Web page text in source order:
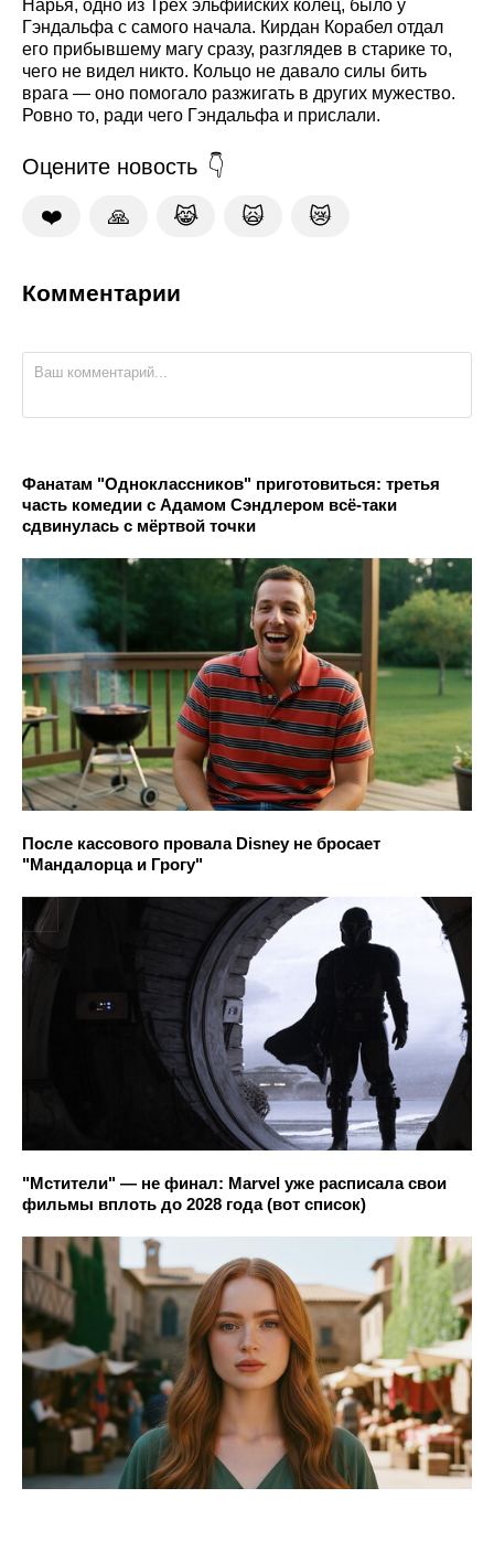
Нарья, одно из Трёх эльфийских колец, было у
Гэндальфа с самого начала. Кирдан Корабел отдал
его прибывшему магу сразу, разглядев в старике то,
чего не видел никто. Кольцо не давало силы бить
врага — оно помогало разжигать в других мужество.
Ровно то, ради чего Гэндальфа и прислали.
Оцените новость
❤️ 🙏 😹 🙀 😿
Комментарии
Фанатам "Одноклассников" приготовиться: третья
часть комедии с Адамом Сэндлером всё-таки
сдвинулась с мёртвой точки
После кассового провала Disney не бросает
"Мандалорца и Грогу"
"Мстители" — не финал: Marvel уже расписала свои
фильмы вплоть до 2028 года (вот список)